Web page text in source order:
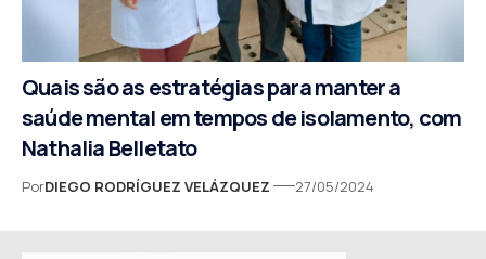
Quais são as estratégias para manter a
saúde mental em tempos de isolamento, com
Nathalia Belletato
PorDIEGO RODRÍGUEZ VELÁZQUEZ 27/05/2024